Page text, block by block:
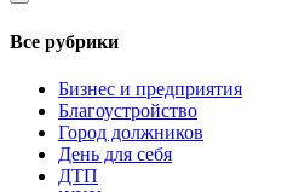
Все рубрики
Бизнес и предприятия
Благоустройство
Город должников
День для себя
ДТП